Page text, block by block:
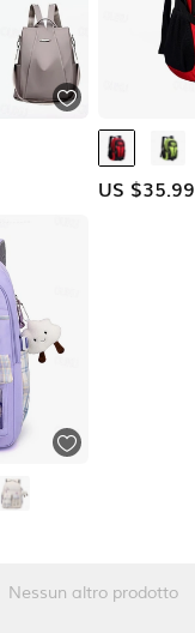
US $35.99
Nessun altro prodotto